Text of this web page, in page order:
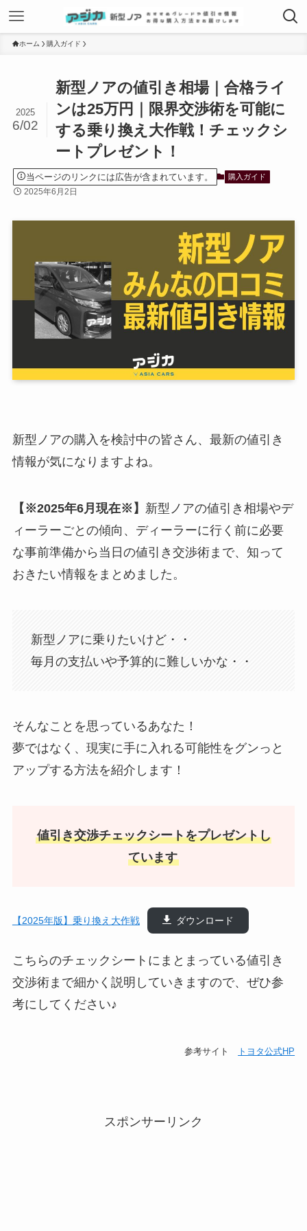
ホーム 購入ガイド
新型ノアの値引き相場｜合格ライ
ンは25万円｜限界交渉術を可能に
する乗り換え大作戦！チェックシ
ートプレゼント！
2025
6/02
当ページのリンクには広告が含まれています。 購入ガイド
2025年6月2日
新型ノアの購入を検討中の皆さん、最新の値引き
情報が気になりますよね。
【※2025年6月現在※】 新型ノアの値引き相場やデ
ィーラーごとの傾向、ディーラーに行く前に必要
な事前準備から当日の値引き交渉術まで、知って
おきたい情報をまとめました。
新型ノアに乗りたいけど・・
毎月の支払いや予算的に難しいかな・・
そんなことを思っているあなた！
夢ではなく、現実に手に入れる可能性をグンっと
アップする方法を紹介します！
値引き交渉チェックシートをプレゼントし
ています
【2025年版】乗り換え大作戦 ダウンロード
こちらのチェックシートにまとまっている値引き
交渉術まで細かく説明していきますので、ぜひ参
考にしてください♪
参考サイト トヨタ公式HP
スポンサーリンク